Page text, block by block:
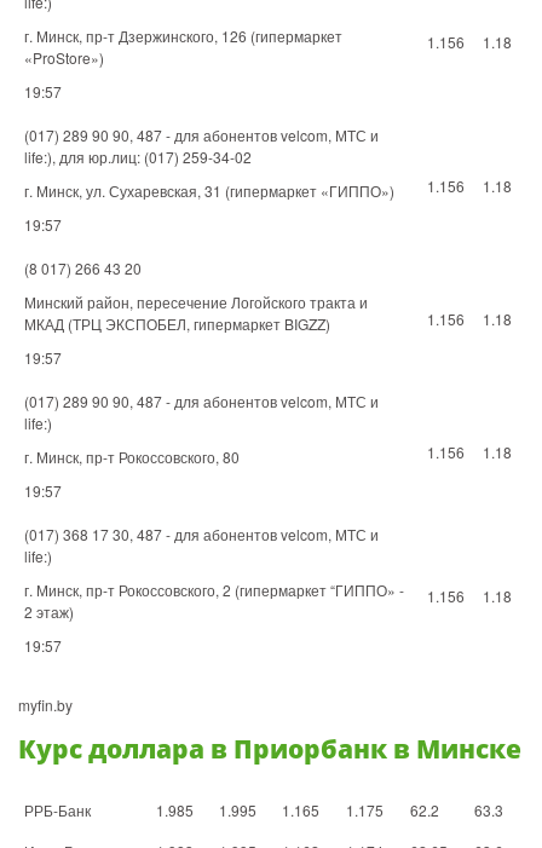
г. Минск, пр-т Дзержинского, 126 (гипермаркет
«ProStore»)
19:57
1.156 1.18
(017) 289 90 90, 487 - для абонентов velcom, МТС и
life:), для юр.лиц: (017) 259-34-02
г. Минск, ул. Сухаревская, 31 (гипермаркет «ГИППО»)
19:57
1.156 1.18
(8 017) 266 43 20
Минский район, пересечение Логойского тракта и
МКАД (ТРЦ ЭКСПОБЕЛ, гипермаркет BIGZZ)
19:57
1.156 1.18
(017) 289 90 90, 487 - для абонентов velcom, МТС и
life:)
г. Минск, пр-т Рокоссовского, 80
19:57
1.156 1.18
(017) 368 17 30, 487 - для абонентов velcom, МТС и
life:)
г. Минск, пр-т Рокоссовского, 2 (гипермаркет “ГИППО» -
2 этаж)
19:57
1.156 1.18
myfin.by
Курс доллара в Приорбанк в Минске
РРБ-Банк 1.985 1.995 1.165 1.175 62.2
63.3